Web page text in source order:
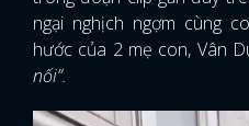
ngại nghịch ngợm cùng
hước của 2 mẹ con, Vân
nối”.